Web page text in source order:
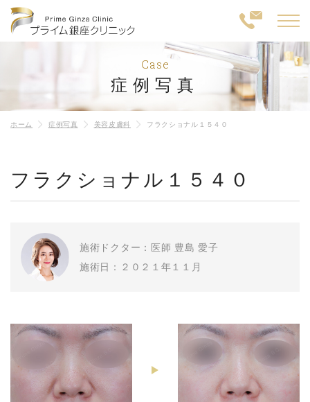
Case
症例写真
ホーム 症例写真 美容皮膚科 フラクショナル１５４０
フラクショナル１５４０
施術ドクター：医師 豊島 愛子
施術日：２０２１年１１月